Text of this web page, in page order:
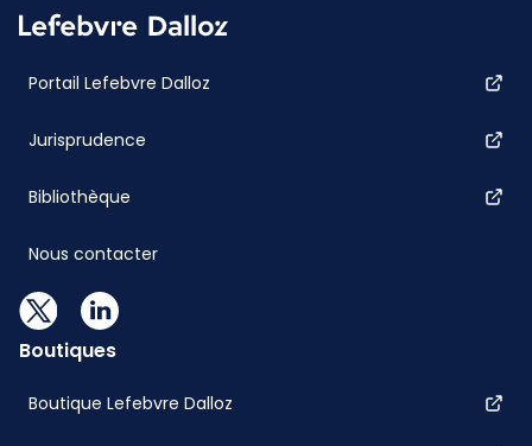
Portail Lefebvre Dalloz
Jurisprudence
Bibliothèque
Nous contacter
Boutiques
Boutique Lefebvre Dalloz